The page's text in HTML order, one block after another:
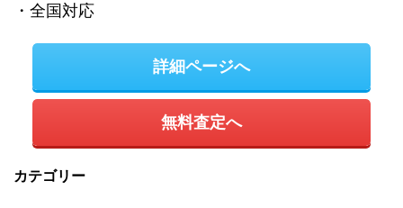
・全国対応
詳細ページへ
無料査定へ
カテゴリー